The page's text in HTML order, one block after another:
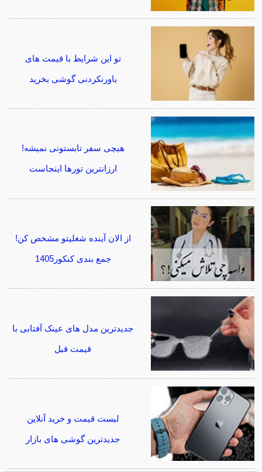
تو این شرایط با قیمت های
باورنکردنی گوشی بخرید
هیچی سفر تابستونی نمیشه!
ارزانترین تورها اینجاست
از الان آینده شغلیتو مشخص کن!
جمع بندی کنکور1405
جدیدترین مدل های عینک آفتابی با
قیمت قبل
لیست قیمت و خرید آنلاین
جدیدترین گوشی های بازار